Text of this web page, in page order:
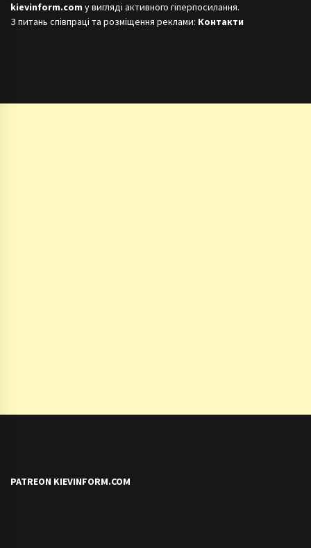
kievinform.com у вигляді активного гіперпосилання.
З питань співпраці та розміщення реклами: Контакти
PATREON KIEVINFORM.COM